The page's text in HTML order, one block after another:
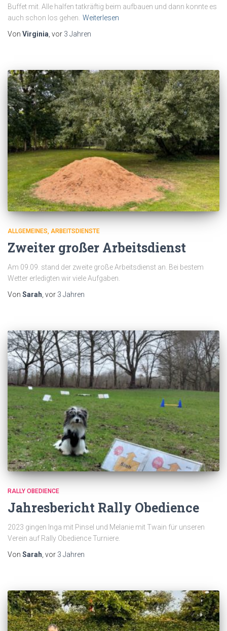
Buffet mit. Alle halfen tatkräftig beim aufbauen und dann konnte es
auch schon los gehen. Weiterlesen
Von Virginia , vor 3 Jahren
ALLGEMEINES ARBEITSDIENSTE
Zweiter großer Arbeitsdienst
Am 09.09. stand der zweite große Arbeitsdienst an. Bei bestem
Wetter erledigten wir viele Aufgaben.
Von Sarah , vor 3 Jahren
RALLY OBEDIENCE
Jahresbericht Rally Obedience
2023 gingen Inga mit Pinsel und Melanie mit Twain für unseren
Verein auf Rally Obedience Turniere.
Von Sarah, vor 3 Jahren